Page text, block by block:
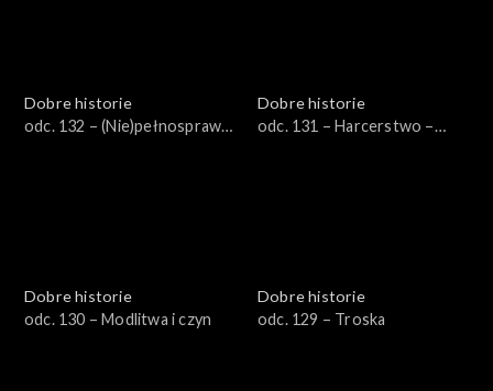
Dobre historie
odc. 132 – (Nie)pełnosprawni
Dobre historie
odc. 131 – Harcerstwo –
Dobre historie
odc. 130 – Modlitwa i czyn
Dobre historie
odc. 129 – Troska